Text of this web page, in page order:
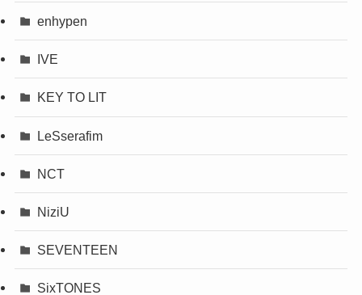
enhypen
IVE
KEY TO LIT
LeSserafim
NCT
NiziU
SEVENTEEN
SixTONES